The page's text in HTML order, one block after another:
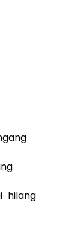
hilang